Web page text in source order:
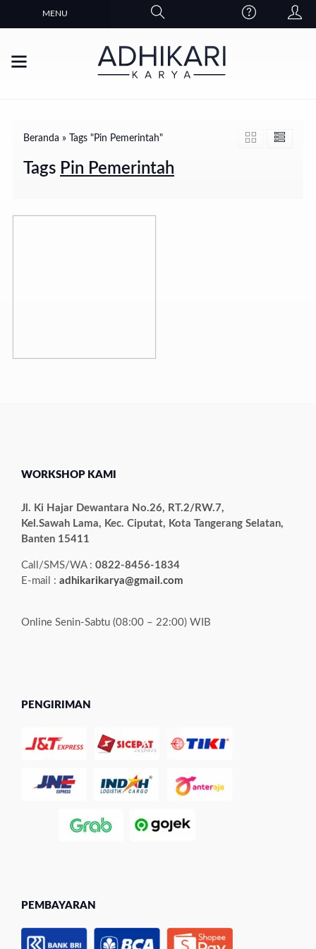
MENU
Beranda » Tags "Pin Pemerintah"
Tags Pin Pemerintah
WORKSHOP KAMI
Jl. Ki Hajar Dewantara No.26, RT.2/RW.7,
Kel.Sawah Lama, Kec. Ciputat, Kota Tangerang Selatan,
Banten 15411
Call/SMS/WA : 0822-8456-1834
E-mail : adhikarikarya@gmail.com
Online Senin-Sabtu (08:00 – 22:00) WIB
PENGIRIMAN
PEMBAYARAN